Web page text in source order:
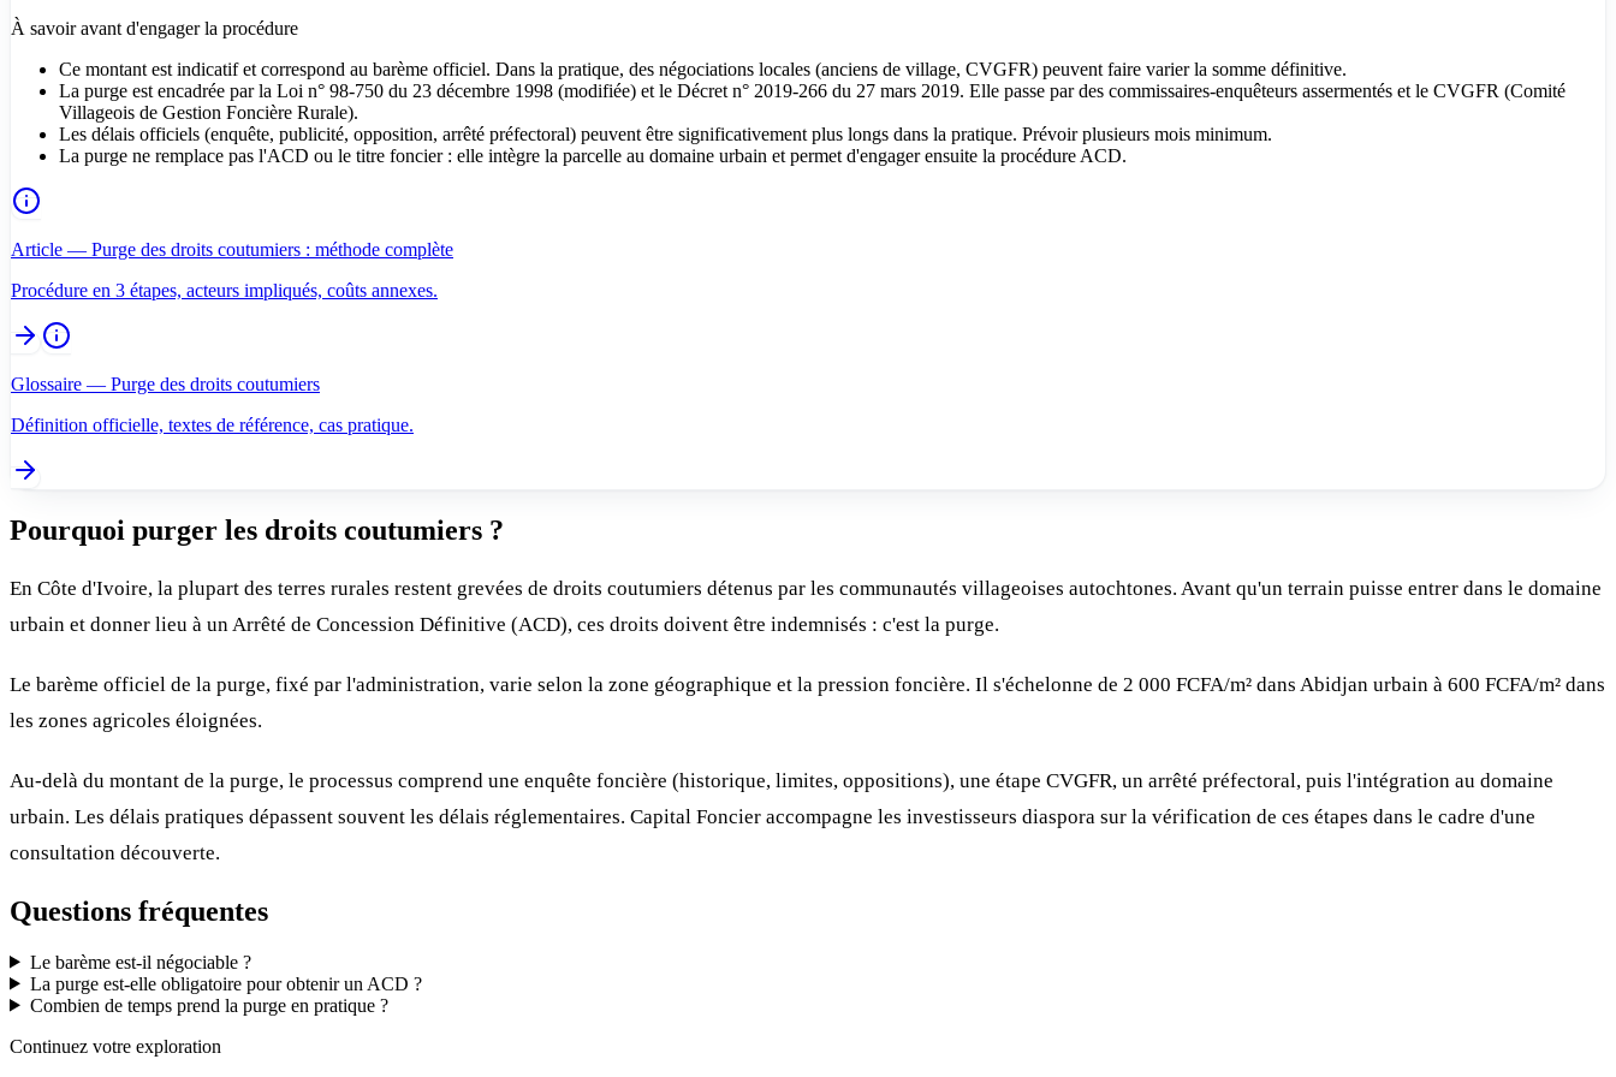
À savoir avant d'engager la procédure
Ce montant est indicatif et correspond au barème officiel. Dans la pratique, des négociations locales (anciens de village, CVGFR) peuvent faire varier la somme définitive.
La purge est encadrée par la Loi n° 98-750 du 23 décembre 1998 (modifiée) et le Décret n° 2019-266 du 27 mars 2019. Elle passe par des commissaires-enquêteurs assermentés et le CVGFR (Comité
Villageois de Gestion Foncière Rurale).
Les délais officiels (enquête, publicité, opposition, arrêté préfectoral) peuvent être significativement plus longs dans la pratique. Prévoir plusieurs mois minimum.
La purge ne remplace pas l'ACD ou le titre foncier : elle intègre la parcelle au domaine urbain et permet d'engager ensuite la procédure ACD.
Article — Purge des droits coutumiers : méthode complète
Procédure en 3 étapes, acteurs impliqués, coûts annexes.
Glossaire — Purge des droits coutumiers
Définition officielle, textes de référence, cas pratique.
Pourquoi purger les droits coutumiers ?
En Côte d'Ivoire, la plupart des terres rurales restent grevées de droits coutumiers détenus par les communautés villageoises autochtones. Avant qu'un terrain puisse entrer dans le domaine
urbain et donner lieu à un Arrêté de Concession Définitive (ACD), ces droits doivent être indemnisés : c'est la purge.
Le barème officiel de la purge, fixé par l'administration, varie selon la zone géographique et la pression foncière. Il s'échelonne de 2 000 FCFA/m² dans Abidjan urbain à 600 FCFA/m² dans
les zones agricoles éloignées.
Au-delà du montant de la purge, le processus comprend une enquête foncière (historique, limites, oppositions), une étape CVGFR, un arrêté préfectoral, puis l'intégration au domaine
urbain. Les délais pratiques dépassent souvent les délais réglementaires. Capital Foncier accompagne les investisseurs diaspora sur la vérification de ces étapes dans le cadre d'une
consultation découverte.
Questions fréquentes
Le barème est-il négociable ?
La purge est-elle obligatoire pour obtenir un ACD ?
Combien de temps prend la purge en pratique ?
Continuez votre exploration